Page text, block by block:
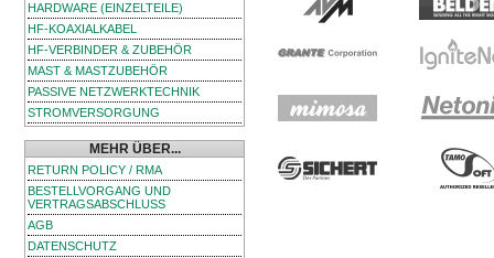
HARDWARE (EINZELTEILE)
HF-KOAXIALKABEL
HF-VERBINDER & ZUBEHÖR
MAST & MASTZUBEHÖR
PASSIVE NETZWERKTECHNIK
STROMVERSORGUNG
MEHR ÜBER...
RETURN POLICY / RMA
BESTELLVORGANG UND
VERTRAGSABSCHLUSS
AGB
DATENSCHUTZ